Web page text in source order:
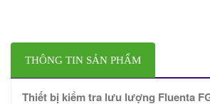
THÔNG TIN SẢN PHẨM
Thiết bị kiểm tra lưu lượng Fluenta